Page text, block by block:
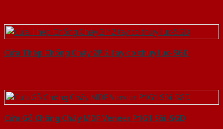
Cửa Thép Chống Cháy 2P 2 tay co thuy luc-SGD
Cửa Gỗ Chống Cháy MDF Veneer P1G1 Sồi-SGD